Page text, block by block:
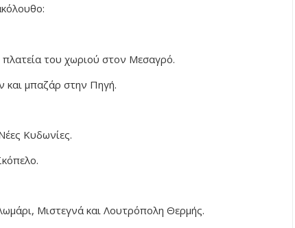
του χωριού στον Μεσαγρό.
και μπαζάρ στην Πηγή.
Κυδωνίες.
Μιστεγνά και Λουτρόπολη Θερμής.